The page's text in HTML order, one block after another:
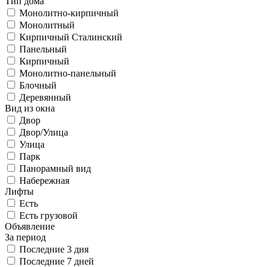
Монолитно-кирпичный
Монолитный
Кирпичный Сталинский
Панельный
Кирпичный
Монолитно-панельный
Блочный
Деревянный
Вид из окна
Двор
Двор/Улица
Улица
Парк
Панорамный вид
Набережная
Лифты
Есть
Есть грузовой
Объявление
За период
Последние 3 дня
Последние 7 дней